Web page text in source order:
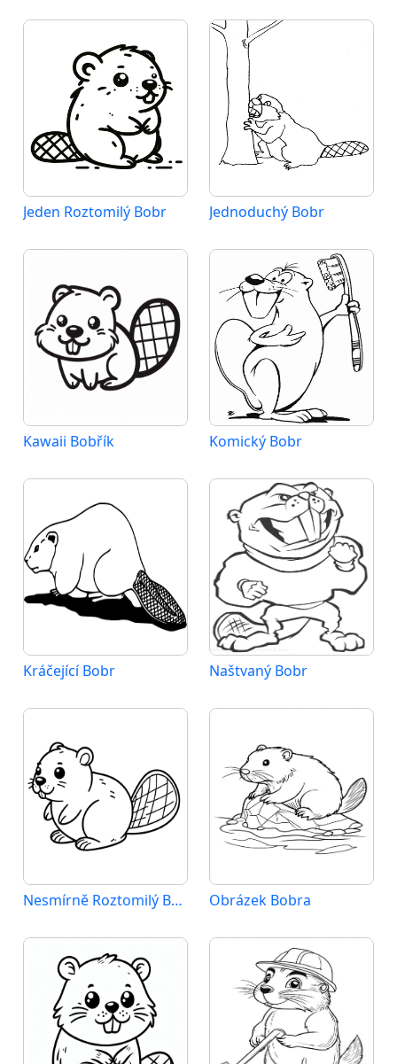
Jeden Roztomilý Bobr Jednoduchý Bobr
Kawaii Bobřík Komický Bobr
Kráčející Bobr Naštvaný Bobr
Nesmírně Roztomilý Bobr Obrázek Bobra